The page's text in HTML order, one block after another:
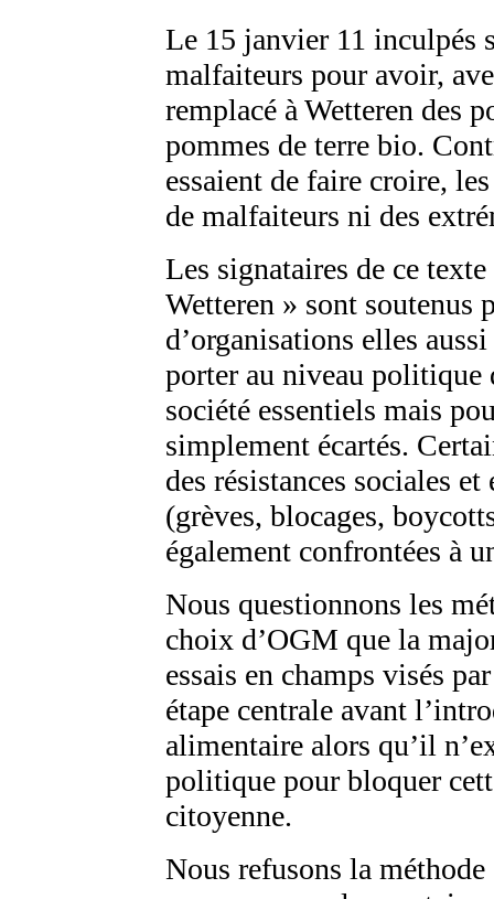
Le 15 janvier 11 inculpés
malfaiteurs pour avoir,
remplacé à Wetteren des
pommes de terre bio.
essaient de faire croire,
de malfaiteurs ni des
Les signataires de ce
Wetteren » sont soutenus
d’organisations elles
porter au niveau politique
société essentiels mais
simplement écartés.
des résistances sociales
(grèves, blocages,
également confrontées à
Nous questionnons les
choix d’OGM que la
essais en champs visés
étape centrale avant
alimentaire alors qu’il
politique pour bloquer
citoyenne.
Nous refusons la